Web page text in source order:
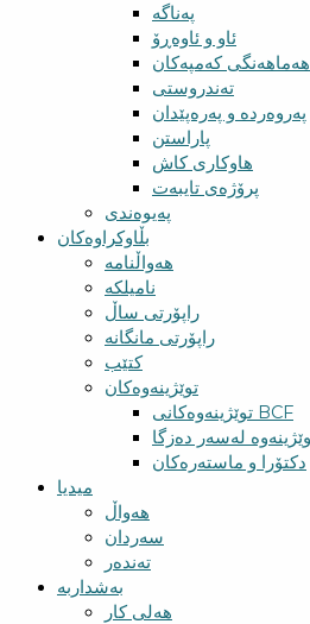
پەناگە
ئاو و ئاوەڕۆ
کەمپەکان
تەندروستی
پەروەردە و پەرەپێدان
پاراستن
هاوکاری کاش
پرۆژەی تایبەت
پەیوەندی
بڵاوکراوەکان
هەواڵنامە
نامیلکە
راپۆرتی ساڵ
راپۆرتی مانگانە
کتێب
توێژینەوەکان
توێژینەوەکانی BCF​
لەسەر دەزگا
دکتۆرا و ماستەرەکان
میدیا
‌‌هەواڵ
سه‌ردان
تەندەر
بەشداربە
هەلی کار